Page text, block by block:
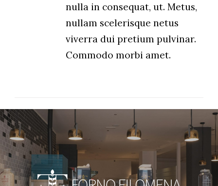
nulla in consequat, ut. Metus,
nullam scelerisque netus
viverra dui pretium pulvinar.
Commodo morbi amet.